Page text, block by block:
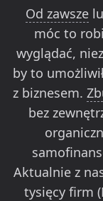
Od zawsze
móc to
wyglądać,
by to
z biznesem.
bez
Aktualnie z
tysięcy firm